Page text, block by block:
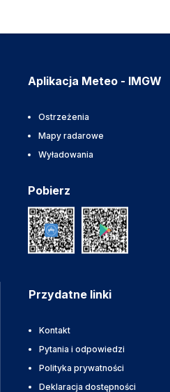
Aplikacja Meteo - IMGW
Ostrzeżenia
Mapy radarowe
Wyładowania
Pobierz
Przydatne linki
Kontakt
Pytania i odpowiedzi
Polityka prywatności
Deklaracja dostępności